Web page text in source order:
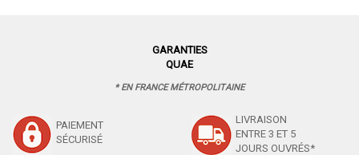
GARANTIES
QUAE
* EN FRANCE MÉTROPOLITAINE
PAIEMENT
SÉCURISÉ
LIVRAISON
ENTRE 3 ET 5
JOURS OUVRÉS*